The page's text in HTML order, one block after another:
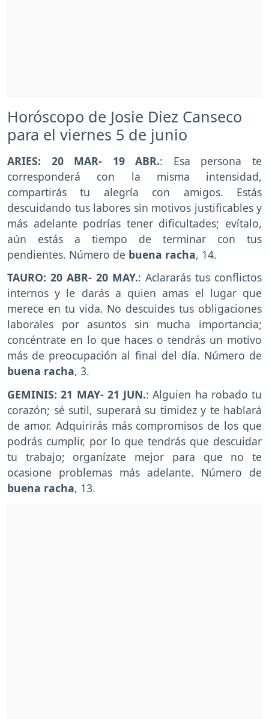
Horóscopo de Josie Diez Canseco
para el viernes 5 de junio
ARIES: 20 MAR- 19 ABR.: Esa persona te
corresponderá con la misma intensidad,
compartirás tu alegría con amigos. Estás
descuidando tus labores sin motivos justificables y
más adelante podrías tener dificultades; evítalo,
aún estás a tiempo de terminar con tus
pendientes. Número de buena racha, 14.
TAURO: 20 ABR- 20 MAY.: Aclararás tus conflictos
internos y le darás a quien amas el lugar que
merece en tu vida. No descuides tus obligaciones
laborales por asuntos sin mucha importancia;
concéntrate en lo que haces o tendrás un motivo
más de preocupación al final del día. Número de
buena racha, 3.
GEMINIS: 21 MAY- 21 JUN.: Alguien ha robado tu
corazón; sé sutil, superará su timidez y te hablará
de amor. Adquirirás más compromisos de los que
podrás cumplir, por lo que tendrás que descuidar
tu trabajo; organízate mejor para que no te
ocasione problemas más adelante. Número de
buena racha, 13.